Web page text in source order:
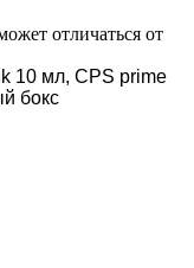
отличаться от
10 мл, CPS prime
бокс